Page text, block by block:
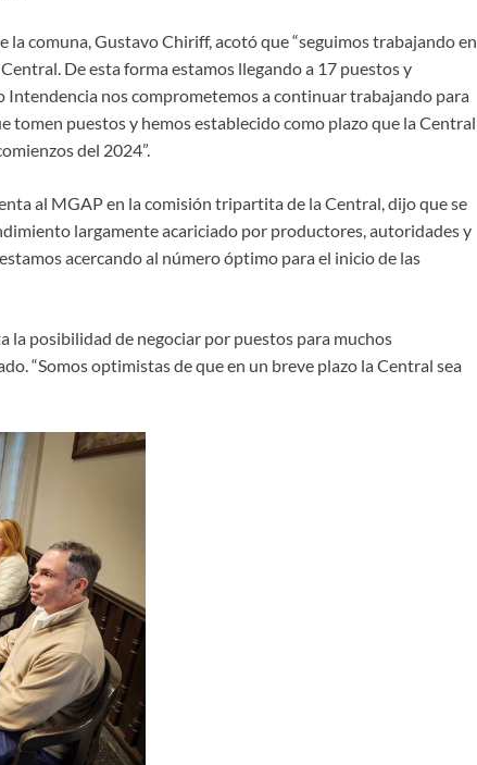
la comuna, Gustavo Chiriff, acotó que “seguimos trabajando en
De esta forma estamos llegando a 17 puestos y
Intendencia nos comprometemos a continuar trabajando para
tomen puestos y hemos establecido como plazo que la Central
del 2024”.
al MGAP en la comisión tripartita de la Central, dijo que se
largamente acariciado por productores, autoridades y
acercando al número óptimo para el inicio de las
la posibilidad de negociar por puestos para muchos
“Somos optimistas de que en un breve plazo la Central sea